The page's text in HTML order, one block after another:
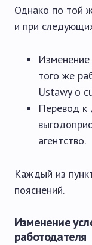
Однако по той
и при
Изменение
того же
Ustawy o
Перевод к
агентство.
Каждый из
пояснений.
Изменение
работодателя